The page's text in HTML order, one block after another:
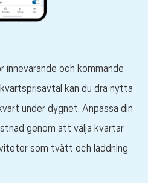
och kommande
kan du dra nytta
under dygnet. Anpassa din
genom att välja kvartar
som tvätt och laddning